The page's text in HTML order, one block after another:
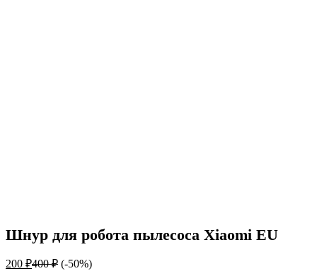
Шнур для робота пылесоса Xiaomi EU
200 ₽400₽ (-50%)